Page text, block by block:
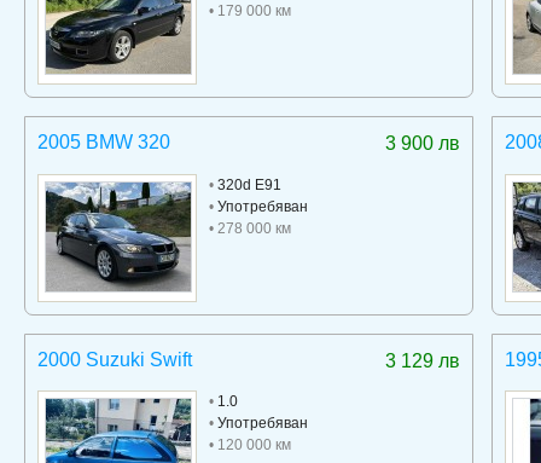
• 179 000 км
3 900 лв
2005 BMW 320
• 320d E91
• Употребяван
• 278 000 км
3 129 лв
2000 Suzuki Swift
• 1.0
• Употребяван
• 120 000 км